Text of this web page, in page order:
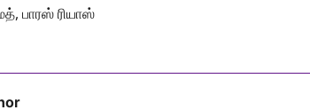
பாரஸ் ரியாஸ்